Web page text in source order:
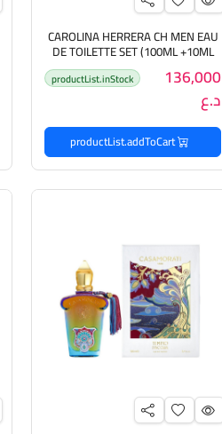
CAROLINA HERRERA CH MEN EAU
DE TOILETTE SET (100ML +10ML
+100ML ) كارولينا هيريرا مجموعة
هدايا للرجال 136,000
د.ع
productList.inStock
productList.addToCart